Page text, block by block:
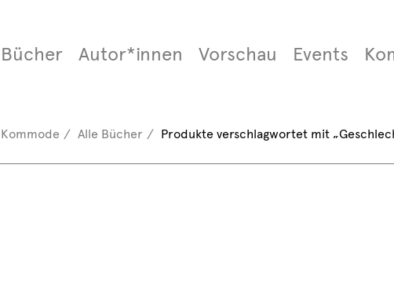
Bücher Autor*innen Vorschau Events
Kommode Alle Bücher Produkte verschlagwortet mit